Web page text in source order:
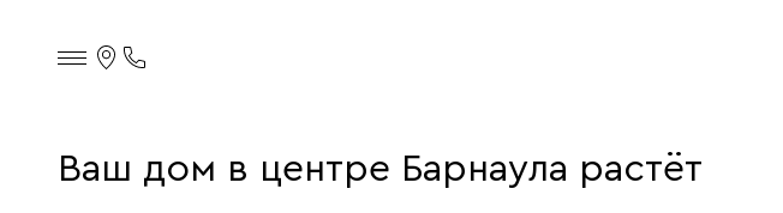
Контакты
Телефон
Ваш дом в центре Барнаула растёт